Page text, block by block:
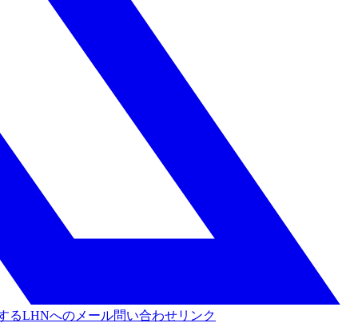
るLHNへのメール問い合わせリンク